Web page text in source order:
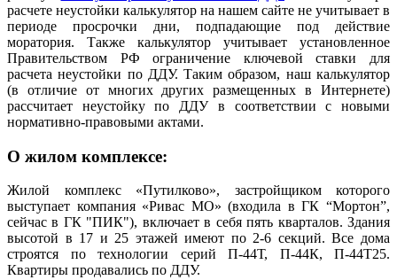
расчете неустойки калькулятор на нашем сайте не учитывает в
периоде просрочки дни, подпадающие под действие
моратория. Также калькулятор учитывает установленное
Правительством РФ ограничение ключевой ставки для
расчета неустойки по ДДУ. Таким образом, наш калькулятор
(в отличие от многих других размещенных в Интернете)
рассчитает неустойку по ДДУ в соответствии с новыми
нормативно-правовыми актами.
О жилом комплексе:
Жилой комплекс «Путилково», застройщиком которого
выступает компания «Ривас МО» (входила в ГК “Мортон”,
сейчас в ГК "ПИК"), включает в себя пять кварталов. Здания
высотой в 17 и 25 этажей имеют по 2-6 секций. Все дома
строятся по технологии серий П-44Т, П-44К, П-44Т25.
Квартиры продавались по ДДУ.